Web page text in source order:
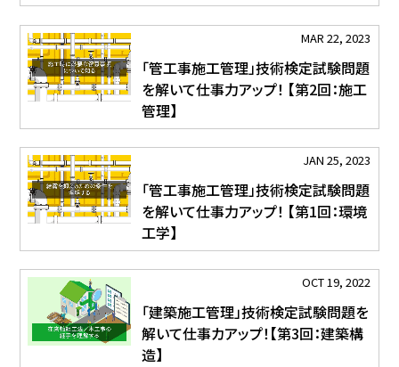
MAR 22, 2023
「管工事施工管理」技術検定試験問題
を解いて仕事力アップ！ 【第2回：施工
管理】
JAN 25, 2023
「管工事施工管理」技術検定試験問題
を解いて仕事力アップ！ 【第1回：環境
工学】
OCT 19, 2022
「建築施工管理」技術検定試験問題を
解いて仕事カアップ！【第3回：建築構
造】